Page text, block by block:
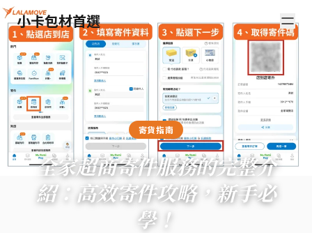
小卡包材首選
寄貨指南
全家超商寄件服務的完整介
紹：高效寄件攻略，新手必
學！